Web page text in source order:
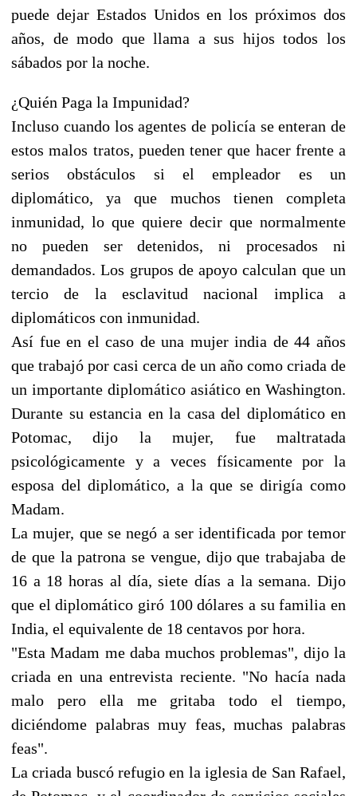
puede dejar Estados Unidos en los próximos dos
años, de modo que llama a sus hijos todos los
sábados por la noche.
¿Quién Paga la Impunidad?
Incluso cuando los agentes de policía se enteran de
estos malos tratos, pueden tener que hacer frente a
serios obstáculos si el empleador es un
diplomático, ya que muchos tienen completa
inmunidad, lo que quiere decir que normalmente
no pueden ser detenidos, ni procesados ni
demandados. Los grupos de apoyo calculan que un
tercio de la esclavitud nacional implica a
diplomáticos con inmunidad.
Así fue en el caso de una mujer india de 44 años
que trabajó por casi cerca de un año como criada de
un importante diplomático asiático en Washington.
Durante su estancia en la casa del diplomático en
Potomac, dijo la mujer, fue maltratada
psicológicamente y a veces físicamente por la
esposa del diplomático, a la que se dirigía como
Madam.
La mujer, que se negó a ser identificada por temor
de que la patrona se vengue, dijo que trabajaba de
16 a 18 horas al día, siete días a la semana. Dijo
que el diplomático giró 100 dólares a su familia en
India, el equivalente de 18 centavos por hora.
"Esta Madam me daba muchos problemas", dijo la
criada en una entrevista reciente. "No hacía nada
malo pero ella me gritaba todo el tiempo,
diciéndome palabras muy feas, muchas palabras
feas".
La criada buscó refugio en la iglesia de San Rafael,